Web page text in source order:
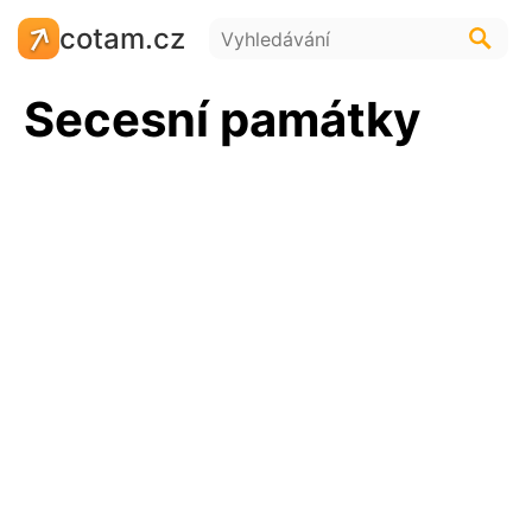
cotam.cz
Secesní památky